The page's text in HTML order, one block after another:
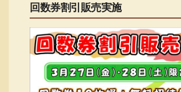
回数券割引販売実施